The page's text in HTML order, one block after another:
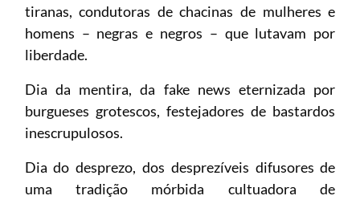
tiranas, condutoras de chacinas de mulheres e
homens – negras e negros – que lutavam por
liberdade.
Dia da mentira, da fake news eternizada por
burgueses grotescos, festejadores de bastardos
inescrupulosos.
Dia do desprezo, dos desprezíveis difusores de
uma tradição mórbida cultuadora de